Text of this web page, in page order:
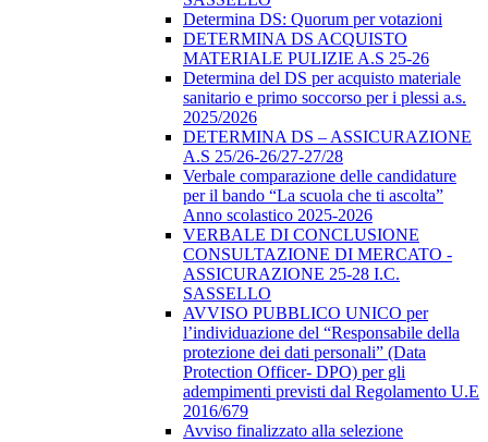
Determina DS: Quorum per votazioni
DETERMINA DS ACQUISTO
MATERIALE PULIZIE A.S 25-26
Determina del DS per acquisto materiale
sanitario e primo soccorso per i plessi a.s.
2025/2026
DETERMINA DS – ASSICURAZIONE
A.S 25/26-26/27-27/28
Verbale comparazione delle candidature
per il bando “La scuola che ti ascolta”
Anno scolastico 2025-2026
VERBALE DI CONCLUSIONE
CONSULTAZIONE DI MERCATO -
ASSICURAZIONE 25-28 I.C.
SASSELLO
AVVISO PUBBLICO UNICO per
l’individuazione del “Responsabile della
protezione dei dati personali” (Data
Protection Officer- DPO) per gli
adempimenti previsti dal Regolamento U.E
2016/679
Avviso finalizzato alla selezione